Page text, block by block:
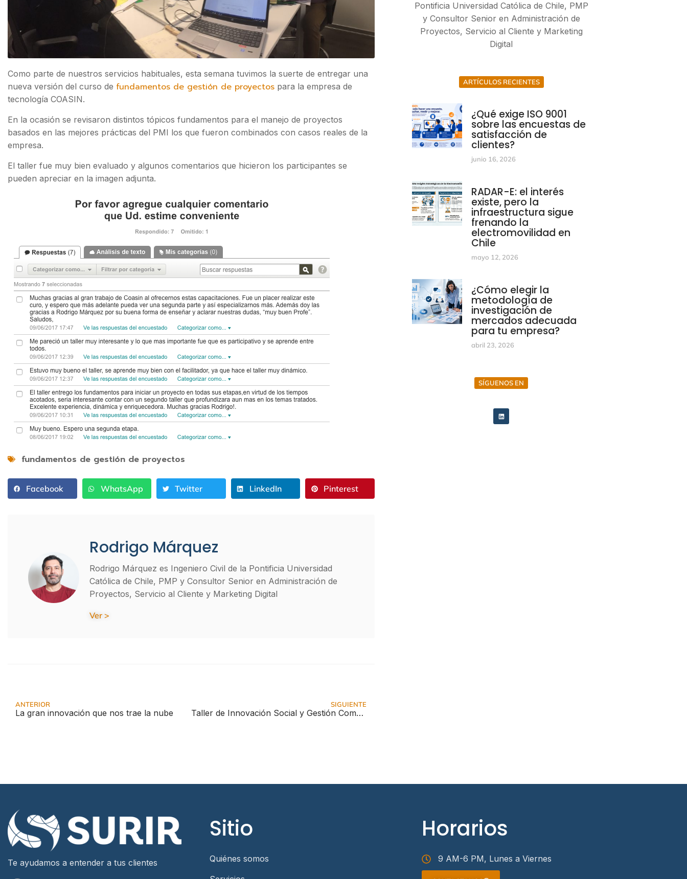
Como parte de nuestros servicios habituales, esta semana tuvimos la suerte de entregar una
nueva versión del curso de fundamentos de gestión de proyectos para la empresa de
tecnología COASIN.
En la ocasión se revisaron distintos tópicos fundamentos para el manejo de proyectos
basados en las mejores prácticas del PMI los que fueron combinados con casos reales de la
empresa.
El taller fue muy bien evaluado y algunos comentarios que hicieron los participantes se
pueden apreciar en la imagen adjunta.
fundamentos de gestión de proyectos
Facebook WhatsApp Twitter LinkedIn Pinterest
Rodrigo Márquez
Rodrigo Márquez es Ingeniero Civil de la Pontificia Universidad
Católica de Chile, PMP y Consultor Senior en Administración de
Proyectos, Servicio al Cliente y Marketing Digital
Ver >
ANTERIOR
La gran innovación que nos trae la nube
SIGUIENTE
Taller de Innovación Social y Gestión Comunitaria
Pontificia Universidad Católica de Chile, PMP
y Consultor Senior en Administración de
Proyectos, Servicio al Cliente y Marketing
Digital
ARTÍCULOS RECIENTES
¿Qué exige ISO 9001
sobre las encuestas de
satisfacción de
clientes?
junio 16, 2026
RADAR-E: el interés
existe, pero la
infraestructura sigue
frenando la
electromovilidad en
Chile
mayo 12, 2026
¿Cómo elegir la
metodología de
investigación de
mercados adecuada
para tu empresa?
abril 23, 2026
SÍGUENOS EN
Te ayudamos a entender a tus clientes
Sitio
Quiénes somos
Horarios
9 AM-6 PM, Lunes a Viernes